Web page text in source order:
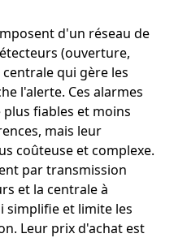
d'un réseau de
(ouverture,
qui gère les
l'alerte. Ces alarmes
fiables et moins
mais leur
coûteuse et complexe.
par transmission
et la centrale à
simplifie et limite les
Leur prix d'achat est